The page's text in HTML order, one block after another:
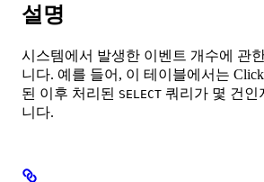
설명
시스템에서 발생한 이벤트 개수에 관
니다. 예를 들어, 이 테이블에서는
된 이후 처리된 SELECT 쿼리가 몇 건인
니다.